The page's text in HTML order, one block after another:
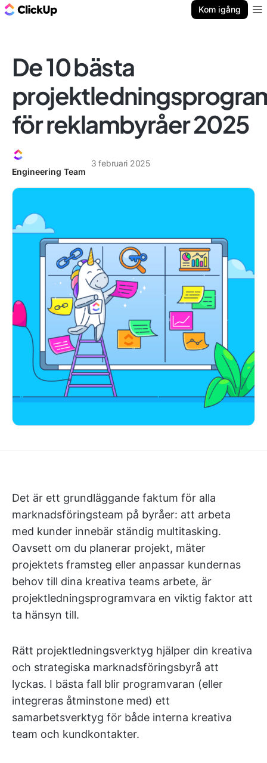
Kom igång
De 10 bästa
för reklambyråer 2025
Engineering Team
3 februari 2025
Det är ett grundläggande faktum för alla
marknadsföringsteam på byråer: att arbeta
med kunder innebär ständig multitasking.
Oavsett om du planerar projekt, mäter
projektets framsteg eller anpassar kundernas
behov till dina kreativa teams arbete, är
projektledningsprogramvara en viktig faktor att
ta hänsyn till.
Rätt projektledningsverktyg hjälper din kreativa
och strategiska marknadsföringsbyrå att
lyckas. I bästa fall blir programvaran (eller
integreras åtminstone med) ett
samarbetsverktyg för både interna kreativa
team och kundkontakter.